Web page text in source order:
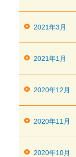
2021年3月
2021年1月
2020年12月
2020年11月
2020年10月